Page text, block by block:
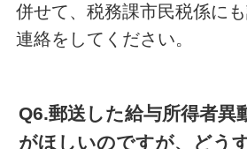
併せて、税務課市民税係に
連絡をしてください。
Q6.郵送した給与所得者異
がほしいのですが、どう